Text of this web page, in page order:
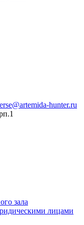
hunter.ru
зала
лицами